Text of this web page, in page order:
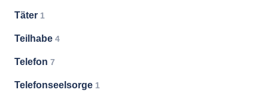
Täter 1
Teilhabe 4
Telefon 7
Telefonseelsorge 1